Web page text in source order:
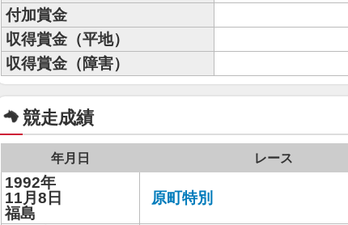
付加賞金
収得賞金（平地）
収得賞金（障害）
競走成績
年月日 レース
1992年
11月8日
福島
原町特別